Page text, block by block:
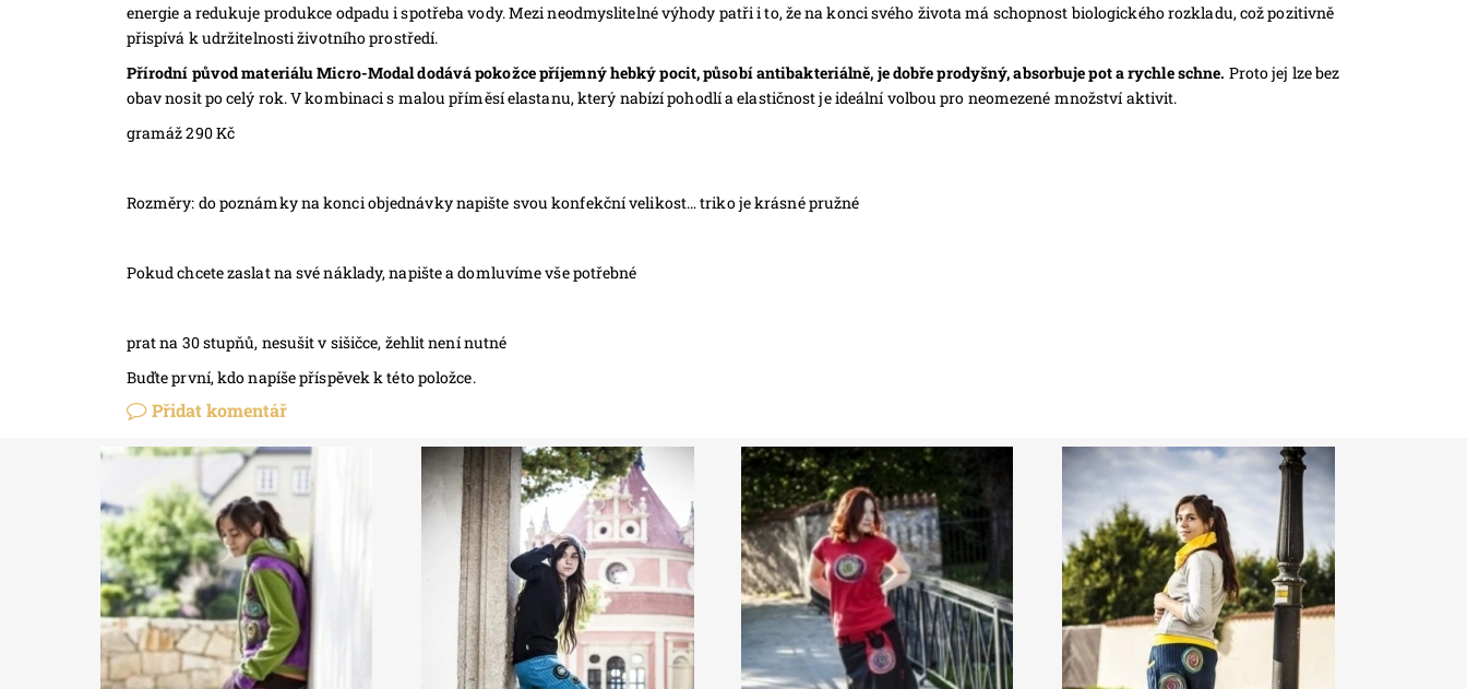
energie a redukuje produkce odpadu i spotřeba vody. Mezi neodmyslitelné výhody patři i to, že na konci svého života má schopnost biologického rozkladu, což pozitivně
přispívá k udržitelnosti životního prostředí.
Přírodní původ materiálu Micro-Modal dodává pokožce příjemný hebký pocit, působí antibakteriálně, je dobře prodyšný, absorbuje pot a rychle schne. Proto jej lze bez
obav nosit po celý rok. V kombinaci s malou příměsí elastanu, který nabízí pohodlí a elastičnost je ideální volbou pro neomezené množství aktivit.
gramáž 290 Kč
Rozměry: do poznámky na konci objednávky napište svou konfekční velikost… triko je krásné pružné
Pokud chcete zaslat na své náklady, napište a domluvíme vše potřebné
prat na 30 stupňů, nesušit v sišičce, žehlit není nutné
Buďte první, kdo napíše příspěvek k této položce.
Přidat komentář